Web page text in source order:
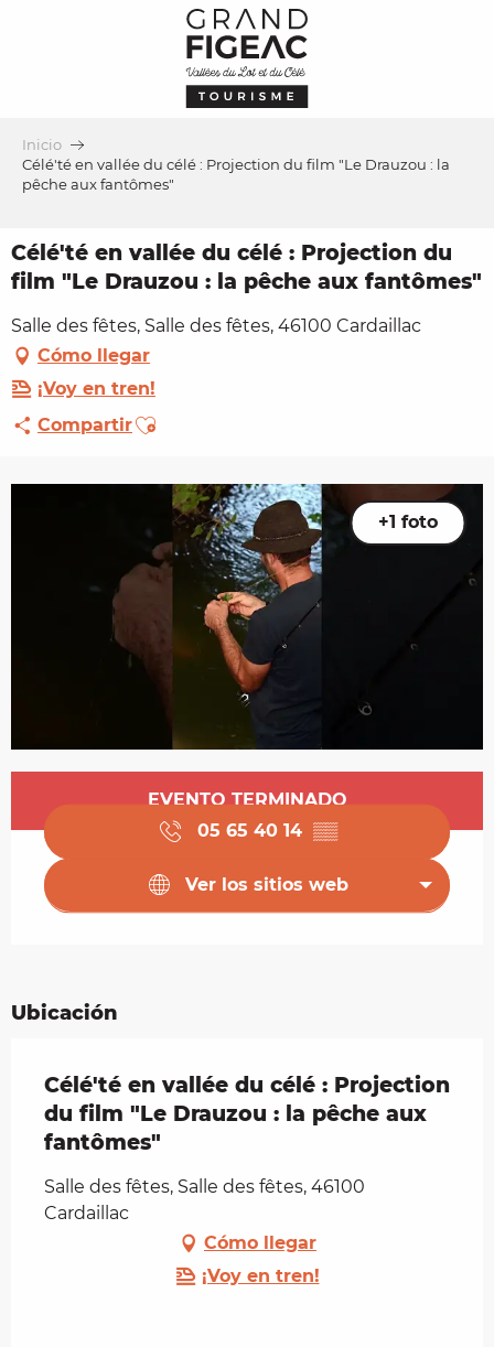
Inicio
Célé'té en vallée du célé : Projection du film "Le Drauzou : la
pêche aux fantômes"
Célé'té en vallée du célé : Projection du
film "Le Drauzou : la pêche aux fantômes"
Salle des fêtes, Salle des fêtes, 46100 Cardaillac
Cómo llegar
¡Voy en tren!
CompartirAjouter aux favoris
+1 foto
Horarios y datos de contacto
EVENTO TERMINADO
05 65 40 14 ▒▒
Ver los sitios web
Ubicación
Célé'té en vallée du célé : Projection
du film "Le Drauzou : la pêche aux
fantômes"
Salle des fêtes, Salle des fêtes, 46100
Cardaillac
Cómo llegar
¡Voy en tren!